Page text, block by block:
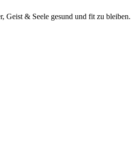
Geist & Seele gesund und fit zu bleiben.